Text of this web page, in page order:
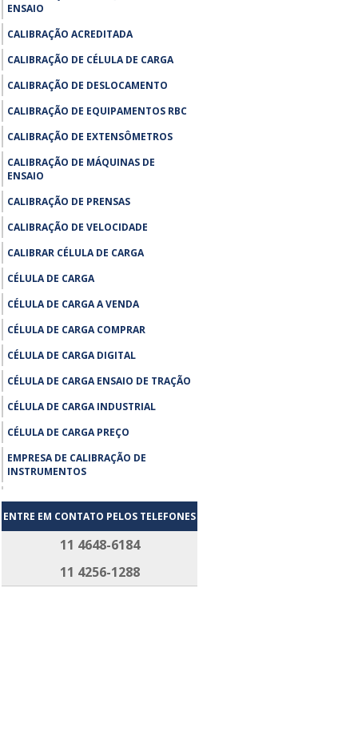
ENSAIO
CALIBRAÇÃO ACREDITADA
CALIBRAÇÃO DE CÉLULA DE CARGA
CALIBRAÇÃO DE DESLOCAMENTO
CALIBRAÇÃO DE EQUIPAMENTOS RBC
CALIBRAÇÃO DE EXTENSÔMETROS
CALIBRAÇÃO DE MÁQUINAS DE
ENSAIO
CALIBRAÇÃO DE PRENSAS
CALIBRAÇÃO DE VELOCIDADE
CALIBRAR CÉLULA DE CARGA
CÉLULA DE CARGA
CÉLULA DE CARGA A VENDA
CÉLULA DE CARGA COMPRAR
CÉLULA DE CARGA DIGITAL
CÉLULA DE CARGA ENSAIO DE TRAÇÃO
CÉLULA DE CARGA INDUSTRIAL
CÉLULA DE CARGA PREÇO
EMPRESA DE CALIBRAÇÃO DE
INSTRUMENTOS
INSTRUMENTOS SP
EXTENSÔMETRO COMPRAR
ENTRE EM CONTATO PELOS TELEFONES
11 4648-6184
11 4256-1288